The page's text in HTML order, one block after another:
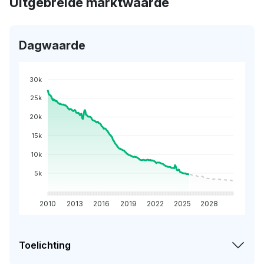
Dagwaarde
30k
25k
20k
15k
10k
5k
2010 2013 2016 2019 2022 2025 2028
Toelichting